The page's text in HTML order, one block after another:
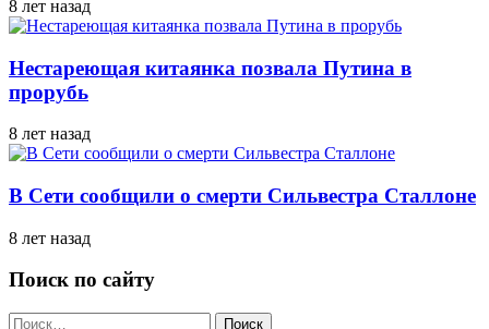
8 лет назад
Нестареющая китаянка позвала Путина в
прорубь
8 лет назад
В Сети сообщили о смерти Сильвестра Сталлоне
8 лет назад
Поиск по сайту
Найти: